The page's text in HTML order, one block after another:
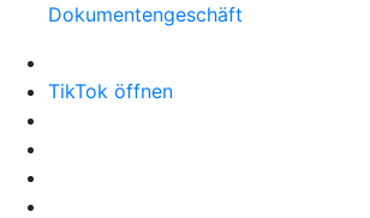
Dokumentengeschäft
TikTok öffnen